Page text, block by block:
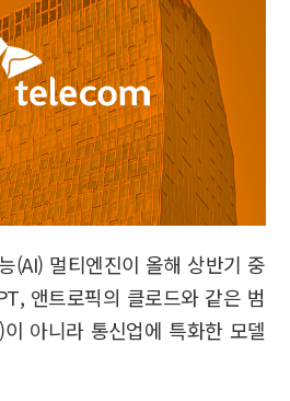
(AI) 멀티엔진이 올해 상반기 중
앤트로픽의 클로드와 같은 범
아니라 통신업에 특화한 모델